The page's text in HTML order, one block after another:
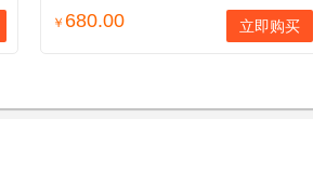
等位置测试精度0.1米（分辨率），测试线
缆类型包括：双绞线、电话线、同轴线
￥ 680.00 立即购买